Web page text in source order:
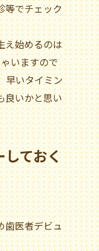
等でチェック
え始めるのは
いますので
早いタイミン
良いかと思い
ておく
歯医者デビュ